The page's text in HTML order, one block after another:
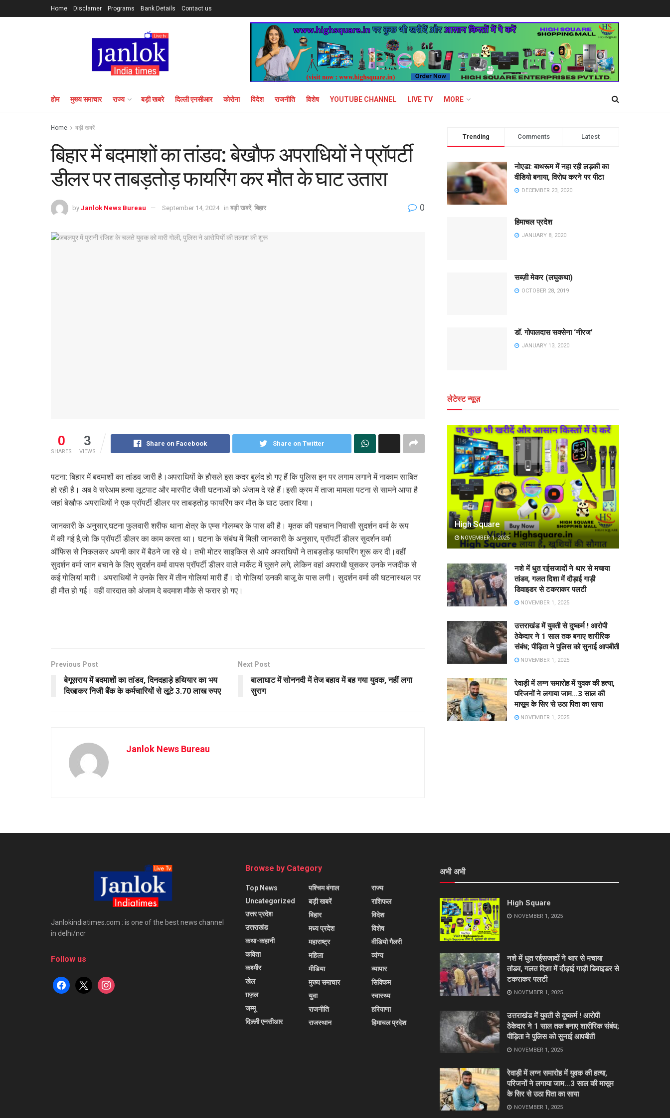
Home Disclamer Programs Bank Details Contact us
होम मुख्य समाचार राज्य बड़ी खबरे दिल्ली एनसीआर कोरोना विदेश राजनीति विशेष YOUTUBE CHANNEL LIVE TV MORE
Home बड़ी खबरें
बिहार में बदमाशों का तांडव: बेखौफ अपराधियों ने प्रॉपर्टी
डीलर पर ताबड़तोड़ फायरिंग कर मौत के घाट उतारा
by Janlok News Bureau September 14, 2024 in बड़ी खबरें, बिहार 0
0
SHARES
3
VIEWS
Share on Facebook Share on Twitter
पटना: बिहार में बदमाशों का तांडव जारी है।अपराधियों के हौसले इस कदर बुलंद हो गए हैं कि पुलिस इन पर लगाम लगाने में नाकाम साबित
हो रही है। अब वे सरेआम हत्या लूटपाट और मारपीट जैसी घटनाओं को अंजाम दे रहे हैं।इसी क्रम में ताजा मामला पटना से सामने आया है
जहां बेखौफ अपराधियों ने एक प्रॉपर्टी डीलर पर ताबड़तोड़ फायरिंग कर मौत के घाट उतार दिया।
जानकारी के अनुसार,घटना फुलवारी शरीफ थाना क्षेत्र के एम्स गोलम्बर के पास की है। मृतक की पहचान निवासी सुदर्शन वर्मा के रूप
में की गई है,जो कि प्रॉपर्टी डीलर का काम करता था। घटना के संबंध में मिली जानकारी के अनुसार, प्रॉपर्टी डीलर सुदर्शन वर्मा
ऑफिस से निकलकर अपनी कार में बैठने जा रहे थे। तभी मोटर साइकिल से आये अपराधियों ने ताबड़तोड़ फायरिंग शुरू कर दी।वहीं
सुदर्शन वर्मा जान बचाने के लिए सुदर्शन वर्मा वापस प्रॉपर्टी डीलर वाले मार्केट में घुसने लगे, लेकिन वहां अपराधी घुसकर उनके नजदीक से
कई गोलियां मारी। अपराधियों ने उनके सिर में तीन गोलियां मारी हैं। दो गोलियां उनकी बाजू के पास लगी। सुदर्शन वर्मा की घटनास्थल पर
ही मौत हो गई। वहीं वारदात को अंजाम दे बदमाश मौके से फरार हो गए।
Previous Post
बेगूसराय में बदमाशों का तांडव, दिनदहाड़े हथियार का भय
दिखाकर निजी बैंक के कर्मचारियों से लूटे 3.70 लाख रुपए
Next Post
बालाघाट में सोननदी में तेज बहाव में बह गया युवक, नहीं लगा
सुराग
Janlok News Bureau
Trending Comments Latest
नोएडा: बाथरूम में नहा रही लड़की का
वीडियो बनाया, विरोध करने पर पीटा
DECEMBER 23, 2020
हिमाचल प्रदेश
JANUARY 8, 2020
सब्ज़ी मेकर (लघुकथा)
OCTOBER 28, 2019
डॉ. गोपालदास सक्सेना ‘नीरज’
JANUARY 13, 2020
लेटेस्ट न्यूज़
High Square
NOVEMBER 1, 2025
नशे में धुत रईसजादों ने थार से मचाया
तांडव, गलत दिशा में दौड़ाई गाड़ी
डिवाइडर से टकराकर पलटी
NOVEMBER 1, 2025
उत्तराखंड में युवती से दुष्कर्म ! आरोपी
ठेकेदार ने 1 साल तक बनाए शारीरिक
संबंध; पीड़िता ने पुलिस को सुनाई आपबीती
NOVEMBER 1, 2025
रेवाड़ी में लग्न समारोह में युवक की हत्या,
परिजनों ने लगाया जाम…3 साल की
मासूम के सिर से उठा पिता का साया
NOVEMBER 1, 2025
Janlokindiatimes.com : is one of the best news channel
in delhi/ncr
Follow us
facebook
x instagram
Browse by Category
Top News
Uncategorized
उत्तर प्रदेश
उत्तराखंड
कथा-कहानी
कविता
कश्मीर
खेल
ग़ज़ल
जम्मू
दिल्ली एनसीआर
पश्चिम बंगाल
बड़ी खबरें
बिहार
मध्य प्रदेश
महाराष्ट्र
महिला
मीडिया
मुख्य समाचार
युवा
राजनीति
राजस्थान
राज्य
राशिफल
विदेश
विशेष
वीडियो गैलरी
व्यंग्य
व्यापार
सिक्किम
स्वास्थ्य
हरियाणा
हिमाचल प्रदेश
अभी अभी
High Square
NOVEMBER 1, 2025
नशे में धुत रईसजादों ने थार से मचाया
तांडव, गलत दिशा में दौड़ाई गाड़ी डिवाइडर से
टकराकर पलटी
NOVEMBER 1, 2025
उत्तराखंड में युवती से दुष्कर्म ! आरोपी
ठेकेदार ने 1 साल तक बनाए शारीरिक संबंध;
पीड़िता ने पुलिस को सुनाई आपबीती
NOVEMBER 1, 2025
रेवाड़ी में लग्न समारोह में युवक की हत्या,
परिजनों ने लगाया जाम…3 साल की मासूम
के सिर से उठा पिता का साया
NOVEMBER 1, 2025